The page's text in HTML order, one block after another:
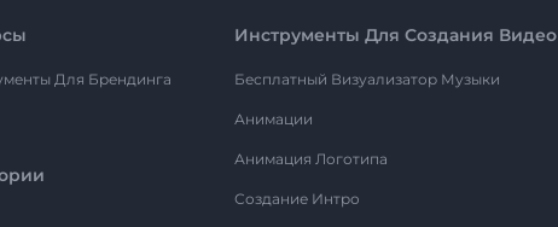
Для Брендинга
Инструменты Для Создания Видео
Бесплатный Визуализатор Музыки
Анимации
Анимация Логотипа
Создание Интро